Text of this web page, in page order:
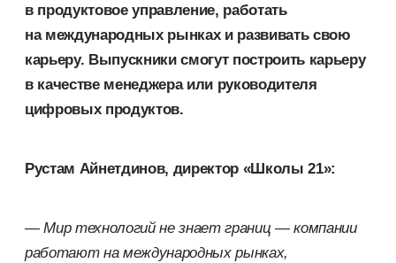
в продуктовое управление, работать
на международных рынках и развивать свою
карьеру. Выпускники смогут построить карьеру
в качестве менеджера или руководителя
цифровых продуктов.
Рустам Айнетдинов, директор «Школы 21»:
— Мир технологий не знает границ — компании
работают на международных рынках,